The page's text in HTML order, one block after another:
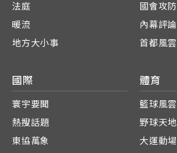
法庭
暖流
地方大小事
國會攻防
內幕評論
首都風雲
國際
寰宇要聞
熱搜話題
東協萬象
體育
籃球風雲
野球天地
大運動場